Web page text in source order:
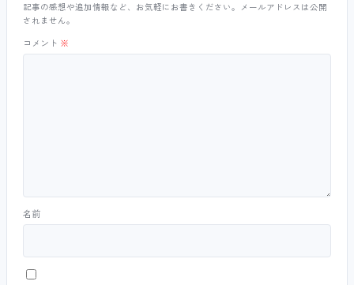
記事の感想や追加情報など、お気軽にお書きください。メールアドレスは公開
されません。
コメント ※
名前